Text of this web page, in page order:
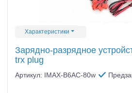
Характеристики
Зарядно-разрядное
trx plug
Артикул: IMAX-B6AC-80w